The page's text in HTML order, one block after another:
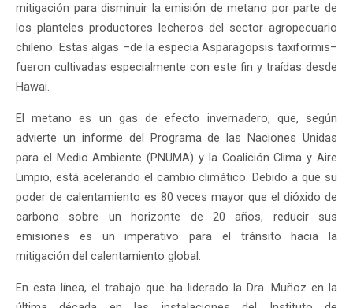
mitigación para disminuir la emisión de metano por parte de
los planteles productores lecheros del sector agropecuario
chileno. Estas algas –de la especia Asparagopsis taxiformis–
fueron cultivadas especialmente con este fin y traídas desde
Hawai.
El metano es un gas de efecto invernadero, que, según
advierte un informe del Programa de las Naciones Unidas
para el Medio Ambiente (PNUMA) y la Coalición Clima y Aire
Limpio, está acelerando el cambio climático. Debido a que su
poder de calentamiento es 80 veces mayor que el dióxido de
carbono sobre un horizonte de 20 años, reducir sus
emisiones es un imperativo para el tránsito hacia la
mitigación del calentamiento global.
En esta línea, el trabajo que ha liderado la Dra. Muñoz en la